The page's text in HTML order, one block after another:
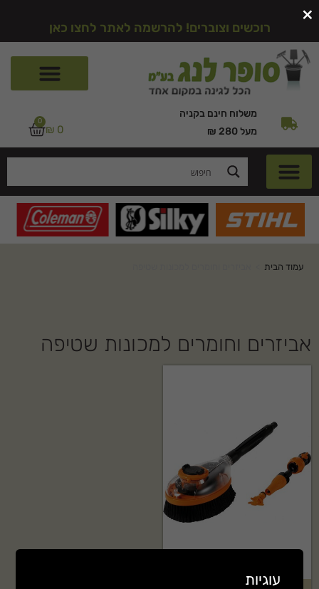
רוכשים וצוברים! להרשמה לאתר לחצו כאן
משלוח חינם בקניה
מעל 280 ₪
₪ 0
0
עמוד הבית
אביזרים וחומרים למכונות שטיפה
×
עוגיות